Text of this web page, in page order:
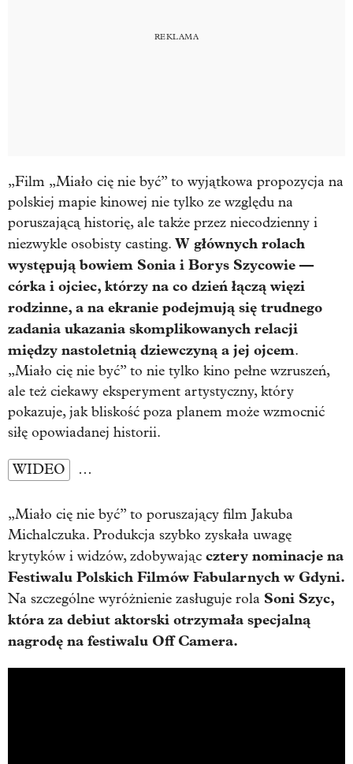
„Film „Miało cię nie być” to wyjątkowa propozycja na
polskiej mapie kinowej nie tylko ze względu na
poruszającą historię, ale także przez niecodzienny i
niezwykle osobisty casting. W głównych rolach
występują bowiem Sonia i Borys Szycowie —
córka i ojciec, którzy na co dzień łączą więzi
rodzinne, a na ekranie podejmują się trudnego
zadania ukazania skomplikowanych relacji
między nastoletnią dziewczyną a jej ojcem.
„Miało cię nie być” to nie tylko kino pełne wzruszeń,
ale też ciekawy eksperyment artystyczny, który
pokazuje, jak bliskość poza planem może wzmocnić
siłę opowiadanej historii.
WIDEO …
„Miało cię nie być” to poruszający film Jakuba
Michalczuka. Produkcja szybko zyskała uwagę
krytyków i widzów, zdobywając cztery nominacje na
Festiwalu Polskich Filmów Fabularnych w Gdyni.
Na szczególne wyróżnienie zasługuje rola Soni Szyc,
która za debiut aktorski otrzymała specjalną
nagrodę na festiwalu Off Camera.